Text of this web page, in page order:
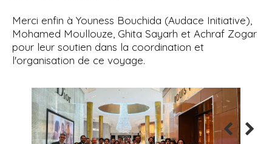
Merci enfin à Youness Bouchida (Audace Initiative),
Mohamed Moullouze, Ghita Sayarh et Achraf Zogar
pour leur soutien dans la coordination et
l'organisation de ce voyage.